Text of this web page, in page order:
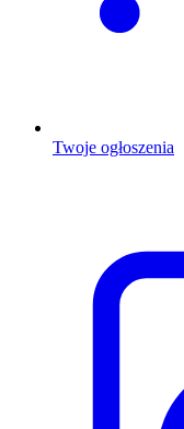
Twoje ogłoszenia